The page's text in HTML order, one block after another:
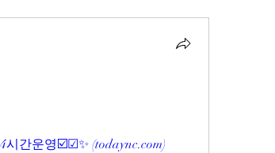
시간운영☑️☑✨ (todaync.com)